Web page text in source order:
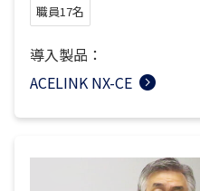
職員17名
導入製品：
ACELINK NX-CE